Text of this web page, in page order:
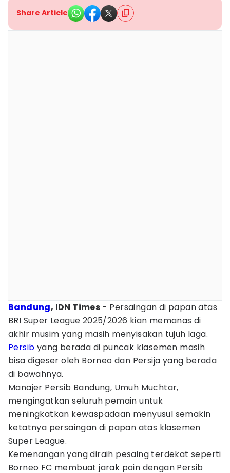
Share Article
Bandung, IDN Times - Persaingan di papan atas
BRI Super League 2025/2026 kian memanas di
akhir musim yang masih menyisakan tujuh laga.
Persib yang berada di puncak klasemen masih
bisa digeser oleh Borneo dan Persija yang berada
di bawahnya.
Manajer Persib Bandung, Umuh Muchtar,
mengingatkan seluruh pemain untuk
meningkatkan kewaspadaan menyusul semakin
ketatnya persaingan di papan atas klasemen
Super League.
Kemenangan yang diraih pesaing terdekat seperti
Borneo FC membuat jarak poin dengan Persib